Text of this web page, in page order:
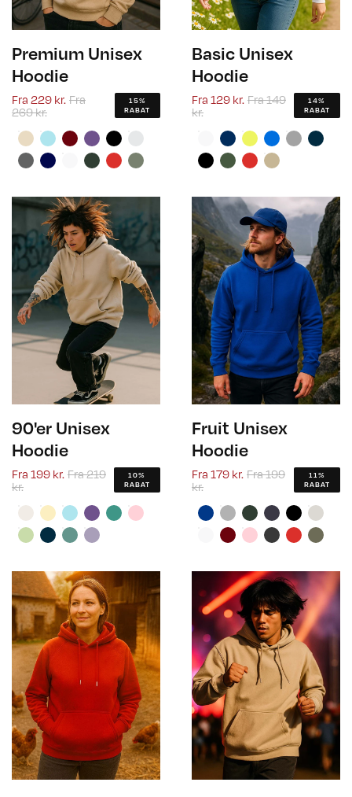
Premium Unisex
Hoodie
Fra 229 kr. Fra
269 kr.
15%
RABAT
Basic Unisex
Hoodie
Fra 129 kr. Fra149
kr.
14%
RABAT
90'er Unisex
Hoodie
Fra 199 kr. Fra219
kr.
10%
RABAT
Fruit Unisex
Hoodie
Fra 179 kr. Fra199
kr.
11%
RABAT